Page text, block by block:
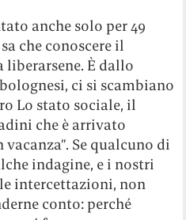
anche solo per 49
che conoscere il
liberarsene. È dallo
ci si scambiano
Lo stato sociale, il
che è arrivato
Se qualcuno di
indagine, e i nostri
intercettazioni, non
conto: perché